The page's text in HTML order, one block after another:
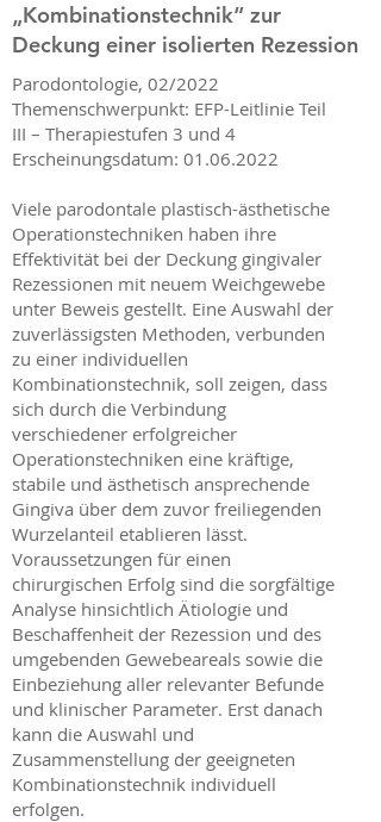
„Kombinationstechnik“ zur
Deckung einer isolierten Rezession
Parodontologie, 02/2022
Themenschwerpunkt: EFP-Leitlinie Teil
III – Therapiestufen 3 und 4
Erscheinungsdatum: 01.06.2022
Viele parodontale plastisch-ästhetische
Operationstechniken haben ihre
Effektivität bei der Deckung gingivaler
Rezessionen mit neuem Weichgewebe
unter Beweis gestellt. Eine Auswahl der
zuverlässigsten Methoden, verbunden
zu einer individuellen
Kombinationstechnik, soll zeigen, dass
sich durch die Verbindung
verschiedener erfolgreicher
Operationstechniken eine kräftige,
stabile und ästhetisch ansprechende
Gingiva über dem zuvor freiliegenden
Wurzelanteil etablieren lässt.
Voraussetzungen für einen
chirurgischen Erfolg sind die sorgfältige
Analyse hinsichtlich Ätiologie und
Beschaffenheit der Rezession und des
umgebenden Gewebeareals sowie die
Einbeziehung aller relevanter Befunde
und klinischer Parameter. Erst danach
kann die Auswahl und
Zusammenstellung der geeigneten
Kombinationstechnik individuell
erfolgen.